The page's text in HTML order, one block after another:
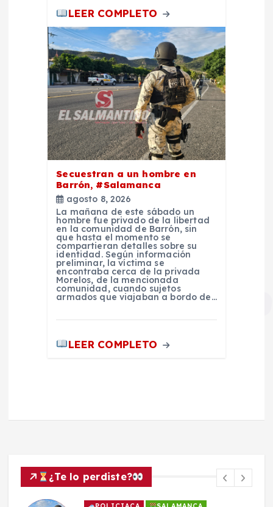
LEER COMPLETO
Secuestran a un hombre en
Barrón, #Salamanca
agosto 8, 2026
La mañana de este sábado un
hombre fue privado de la libertad
en la comunidad de Barrón, sin
que hasta el momento se
compartieran detalles sobre su
identidad. Según información
preliminar, la víctima se
encontraba cerca de la privada
Morelos, de la mencionada
comunidad, cuando sujetos
armados que viajaban a bordo de…
LEER COMPLETO
¿Te lo perdiste?